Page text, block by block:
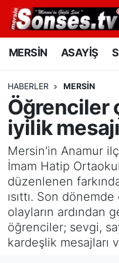
MERSİN ASAYİŞ
HABERLER MERSİN
Öğrenciler
iyilik
Mersin'in Anamur
İmam Hatip
düzenlenen
ısıttı. Son
olayların ardından
öğrenciler; sevgi,
kardeşlik mesajları
MERSİN
SPOR
GÜNÜN MANŞETİ
DÜNYA
KÜLTÜR - SANAT
MAGAZİN
Mersin Nöbetçi
Mersin Namaz
Mersin Trafik
Süper Lig Puan
Tüm Manşetler
Son Dakika